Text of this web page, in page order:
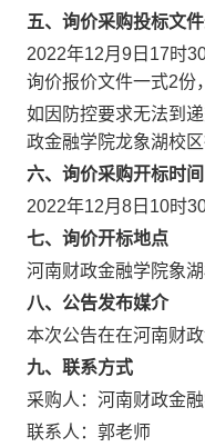
五、询价采购投标文
2022年12月9日17时
询价报价文件一式2份
如因防控要求无法到
政金融学院龙象湖校区
六、询价采购开标时间
2022年12月8日10时
七、询价开标地点
河南财政金融学院象
八、公告发布媒介
本次公告在在河南财
九、联系方式
采购人：河南财政金
联系人：郭老师